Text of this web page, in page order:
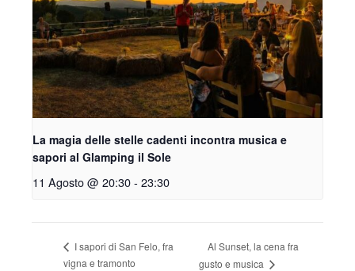
La magia delle stelle cadenti incontra musica e
sapori al Glamping il Sole
11 Agosto @ 20:30- 23:30
I sapori di San Felo, fra
vigna e tramonto
Al Sunset, la cena fra
gusto e musica